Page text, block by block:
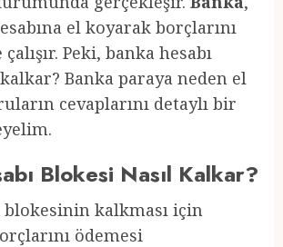
el koyarak borçlarını
Peki, banka hesabı
Banka paraya neden el
cevaplarını detaylı bir
Blokesi Nasıl Kalkar?
blokesinin kalkması için
ödemesi